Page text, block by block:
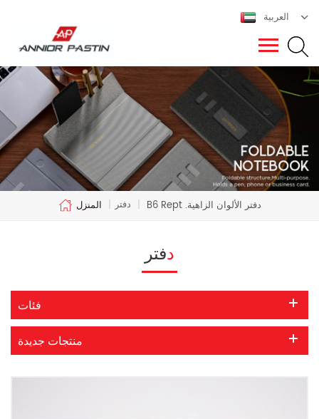
العربية
المنزل | دفتر | B6 Rept .دفتر الألوان الزاهية
دفتر
فئات
منتجات جديدة